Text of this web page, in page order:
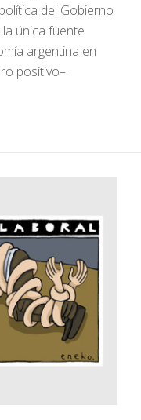
del Gobierno
única fuente
argentina en
positivo–.